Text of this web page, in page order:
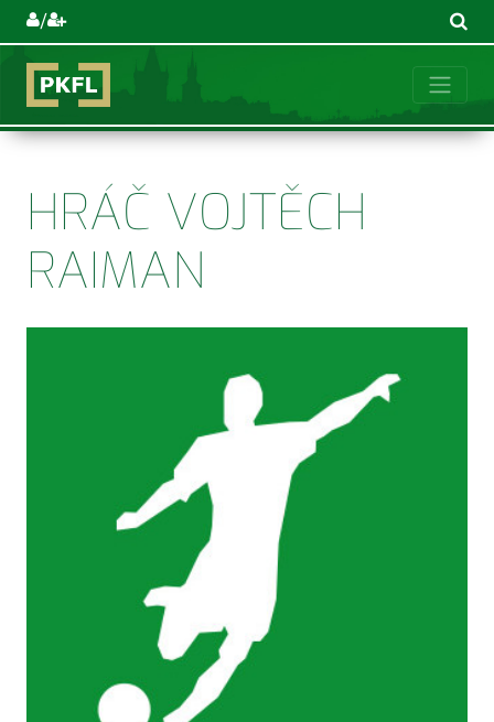
/
HRÁČ VOJTĚCH
RAIMAN